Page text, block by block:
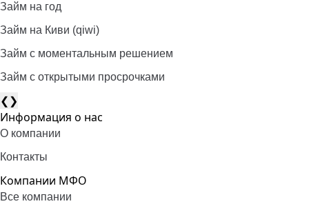
Займ на год
Займ на Киви (qiwi)
Займ c моментальным решением
Займ с открытыми просрочками
❮❯
Информация о нас
О компании
Контакты
Компании МФО
Все компании